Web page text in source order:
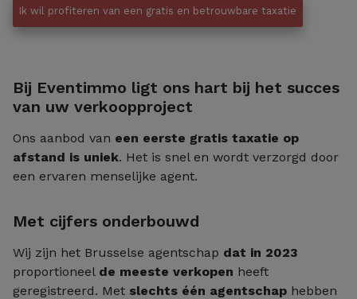
Ik wil profiteren van een gratis en betrouwbare taxatie
Bij Eventimmo ligt ons hart bij het succes
van uw verkoopproject
Ons aanbod van een eerste gratis taxatie op
afstand is uniek. Het is snel en wordt verzorgd door
een ervaren menselijke agent.
Met cijfers onderbouwd
Wij zijn het Brusselse agentschap dat in 2023
proportioneel de meeste verkopen heeft
geregistreerd. Met slechts één agentschap hebben